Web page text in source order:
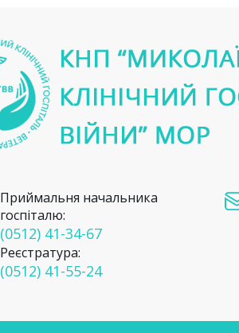
Приймальня начальника
госпіталю:
(0512) 41-34-67
Реєстратура:
(0512) 41-55-24